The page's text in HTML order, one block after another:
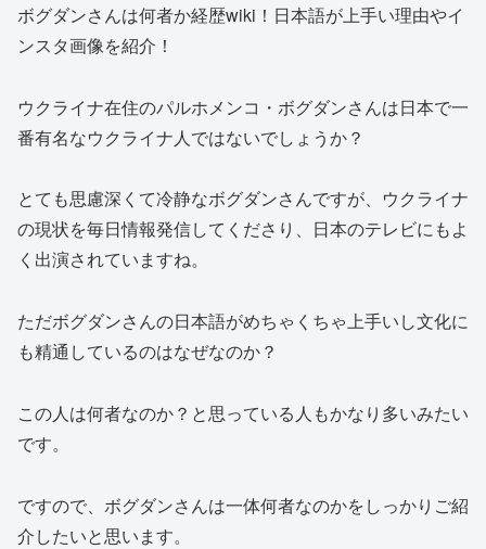
ボグダンさんは何者か経歴wiki！日本語が上手い理由やイ
ンスタ画像を紹介！
ウクライナ在住のパルホメンコ・ボグダンさんは日本で一
番有名なウクライナ人ではないでしょうか？
とても思慮深くて冷静なボグダンさんですが、ウクライナ
の現状を毎日情報発信してくださり、日本のテレビにもよ
く出演されていますね。
ただボグダンさんの日本語がめちゃくちゃ上手いし文化に
も精通しているのはなぜなのか？
この人は何者なのか？と思っている人もかなり多いみたい
です。
ですので、ボグダンさんは一体何者なのかをしっかりご紹
介したいと思います。